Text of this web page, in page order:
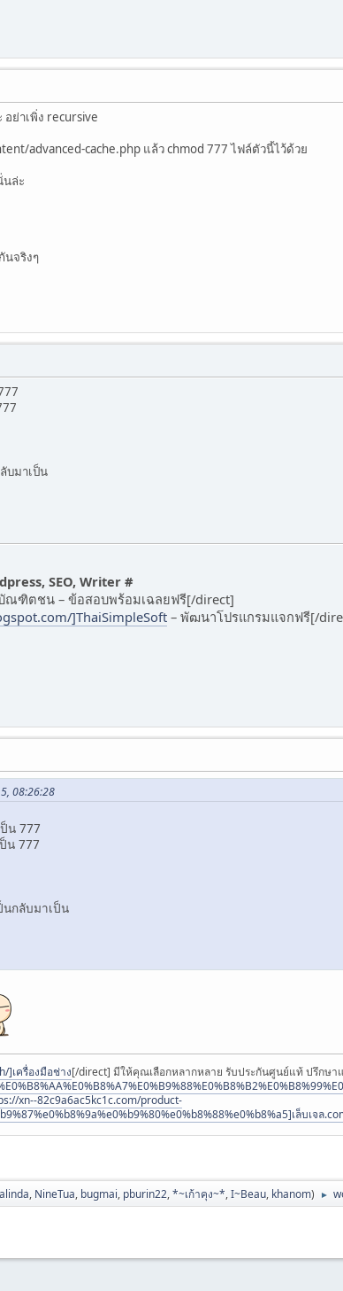
ย่าเพิ่ง recursive
advanced-cache.php แล้ว chmod 777 ไฟล์ตัวนี้ไว้ด้วย
ล่ะ
นจริงๆ
บมาเป็น
SEO, Writer #
ณฑิตชน – ข้อสอบพร้อมเฉลยฟรี[/direct]
]ThaiSimpleSoft– พัฒนาโปรแกรมแจกฟรี[/
08:26:28
น 777
น 777
นกลับมาเป็น
]เครื่องมือช่าง[/direct] มีให้คุณเลือกหลากหลาย รับประกันศูนย์แท้ ปรึกษา
xn--82c9a6ac5kc1c.com/product-
เล็บเจล
, NineTua, bugmai, pburin22,*~เก้าคุง~*,I~Beau, khanom) ►